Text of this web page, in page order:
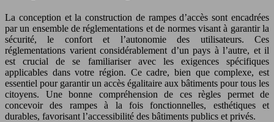
La conception et la construction de rampes d’accès sont encadrées
par un ensemble de réglementations et de normes visant à garantir la
sécurité, le confort et l’autonomie des utilisateurs. Ces
réglementations varient considérablement d’un pays à l’autre, et il
est crucial de se familiariser avec les exigences spécifiques
applicables dans votre région. Ce cadre, bien que complexe, est
essentiel pour garantir un accès égalitaire aux bâtiments pour tous les
citoyens. Une bonne compréhension de ces règles permet de
concevoir des rampes à la fois fonctionnelles, esthétiques et
durables, favorisant l’accessibilité des bâtiments publics et privés.